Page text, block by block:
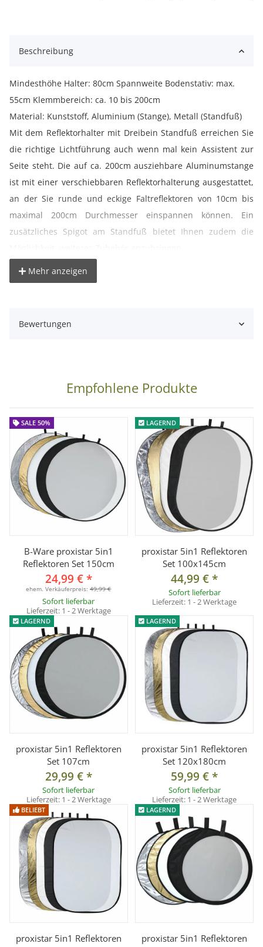
Beschreibung
Mindesthöhe Halter: 80cm Spannweite Bodenstativ: max.
55cm Klemmbereich: ca. 10 bis 200cm
Material: Kunststoff, Aluminium (Stange), Metall (Standfuß)
Mit dem Reflektorhalter mit Dreibein Standfuß erreichen Sie
die richtige Lichtführung auch wenn mal kein Assistent zur
Seite steht. Die auf ca. 200cm ausziehbare Aluminumstange
ist mit einer verschiebbaren Reflektorhalterung ausgestattet,
an der Sie runde und eckige Faltreflektoren von 10cm bis
maximal 200cm Durchmesser einspannen können. Ein
zusätzliches Spigot am Standfuß bietet Ihnen zudem die
°ein unentbehrlicher Helfer: Halter für Faltreflektoren von
° Alu-Teleskoprohr sorgt für stufenlose Verstellbarkeit
Lieferumfang:
1x Reflektorhalter mit Dreibein Standfuß und 5/8 Zoll Spigot
Mehr anzeigen
Bewertungen
Empfohlene Produkte
SALE 50%
B-Ware proxistar 5in1
Reflektoren Set 150cm
24,99 €*
ehem. Verkäuferpreis:49,99 €
Sofort lieferbar
Lieferzeit: 1 - 2 Werktage
LAGERND
proxistar 5in1 Reflektoren
Set 100x145cm
44,99 €*
Sofort lieferbar
Lieferzeit: 1 - 2 Werktage
LAGERND
proxistar 5in1 Reflektoren
Set 107cm
29,99 €*
Sofort lieferbar
Lieferzeit: 1 - 2 Werktage
LAGERND
proxistar 5in1 Reflektoren
Set 120x180cm
59,99 €*
Sofort lieferbar
Lieferzeit: 1 - 2 Werktage
BELIEBT
proxistar 5in1 Reflektoren
LAGERND
proxistar 5in1 Reflektoren